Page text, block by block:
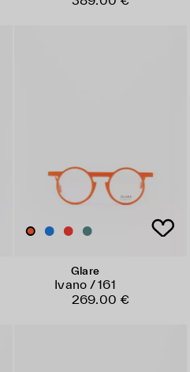
Glare
Ivano / 161
269.00 €